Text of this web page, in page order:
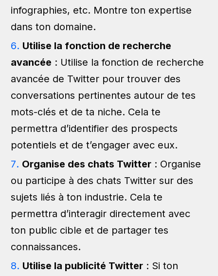
infographies, etc. Montre ton expertise
dans ton domaine.
Utilise la fonction de recherche
avancée : Utilise la fonction de recherche
avancée de Twitter pour trouver des
conversations pertinentes autour de tes
mots-clés et de ta niche. Cela te
permettra d’identifier des prospects
potentiels et de t’engager avec eux.
Organise des chats Twitter : Organise
ou participe à des chats Twitter sur des
sujets liés à ton industrie. Cela te
permettra d’interagir directement avec
ton public cible et de partager tes
connaissances.
Utilise la publicité Twitter : Si ton